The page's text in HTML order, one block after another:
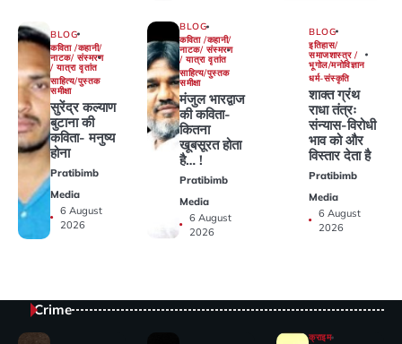
BLOG
कविता /कहानी/
नाटक/ संस्मरण
/ यात्रा वृतांत
साहित्य/पुस्तक
समीक्षा
सुरेंद्र कल्याण
बुटाना की
कविता- मनुष्य
होना
Pratibimb
Media
6 August
2026
BLOG
कविता /कहानी/
नाटक/ संस्मरण
/ यात्रा वृतांत
साहित्य/पुस्तक
समीक्षा
मंजुल भारद्वाज
की कविता-
कितना
खूबसूरत होता
है… !
Pratibimb
Media
6 August
2026
BLOG
इतिहास/
समाजशास्त्र /
भूगोल/मनोविज्ञान
धर्म-संस्कृति
शाक्त ग्रंथ
राधा तंत्रः
संन्यास-विरोधी
भाव को और
विस्तार देता है
Pratibimb
Media
6 August
2026
Crime
क्राइम